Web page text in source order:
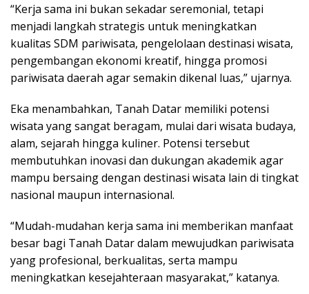
“Kerja sama ini bukan sekadar seremonial, tetapi
menjadi langkah strategis untuk meningkatkan
kualitas SDM pariwisata, pengelolaan destinasi wisata,
pengembangan ekonomi kreatif, hingga promosi
pariwisata daerah agar semakin dikenal luas,” ujarnya.
Eka menambahkan, Tanah Datar memiliki potensi
wisata yang sangat beragam, mulai dari wisata budaya,
alam, sejarah hingga kuliner. Potensi tersebut
membutuhkan inovasi dan dukungan akademik agar
mampu bersaing dengan destinasi wisata lain di tingkat
nasional maupun internasional.
“Mudah-mudahan kerja sama ini memberikan manfaat
besar bagi Tanah Datar dalam mewujudkan pariwisata
yang profesional, berkualitas, serta mampu
meningkatkan kesejahteraan masyarakat,” katanya.